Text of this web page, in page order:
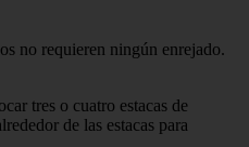
no requieren ningún enrejado.
tres o cuatro estacas de
de las estacas para